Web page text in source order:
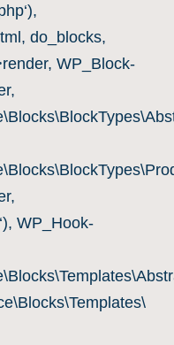
do_blocks,
WP_Block-
WP_Hook-